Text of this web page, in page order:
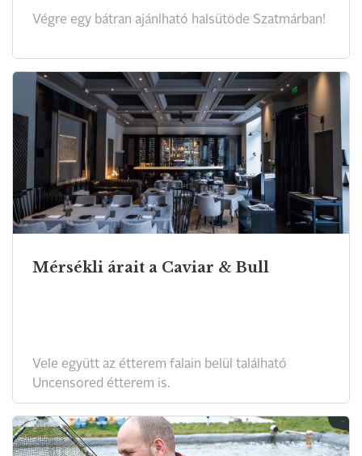
Végre egy bátran ajánlható halsütöde Szatmárban!
Mérsékli árait a Caviar & Bull
Vele együtt az étterem falain belül található
Uncensored étterem is.